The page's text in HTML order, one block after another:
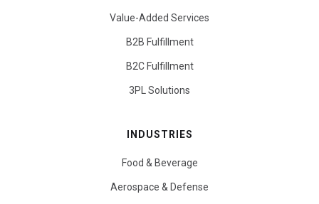
Value-Added Services
B2B Fulfillment
B2C Fulfillment
3PL Solutions
INDUSTRIES
Food & Beverage
Aerospace & Defense